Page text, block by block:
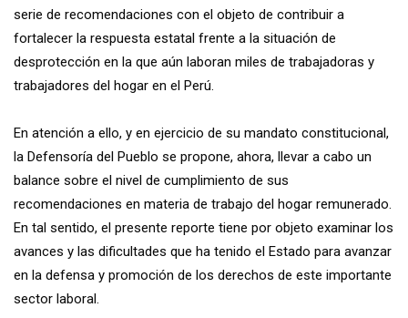
serie de recomendaciones con el objeto de contribuir a
fortalecer la respuesta estatal frente a la situación de
desprotección en la que aún laboran miles de trabajadoras y
trabajadores del hogar en el Perú.
En atención a ello, y en ejercicio de su mandato constitucional,
la Defensoría del Pueblo se propone, ahora, llevar a cabo un
balance sobre el nivel de cumplimiento de sus
recomendaciones en materia de trabajo del hogar remunerado.
En tal sentido, el presente reporte tiene por objeto examinar los
avances y las dificultades que ha tenido el Estado para avanzar
en la defensa y promoción de los derechos de este importante
sector laboral.